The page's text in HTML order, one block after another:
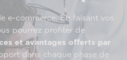
e-commerce. En faisant vos
pourrez profiter de
et avantages offerts par
dans chaque phase de